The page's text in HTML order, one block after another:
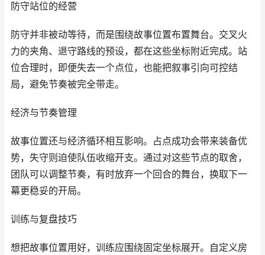
防守站位的经营
防守并非被动等待，而是围绕故事位置布置舞台。交叉火
力的夹角、退守路线的预设，都在这些坐标附近完成。站
位合理时，即便失去一个点位，也能把叙事引向可控结
局，避免节奏被完全带走。
经济与节奏管理
故事位置还与经济循环相互影响。占点成功会带来装备优
势，失守则迫使队伍收缩开支。通过对这些节点的取舍，
团队可以调整节奏，有时放弃一个回合的舞台，换取下一
幕更稳妥的开局。
训练与复盘技巧
想把故事位置用好，训练应围绕固定坐标展开。自定义房